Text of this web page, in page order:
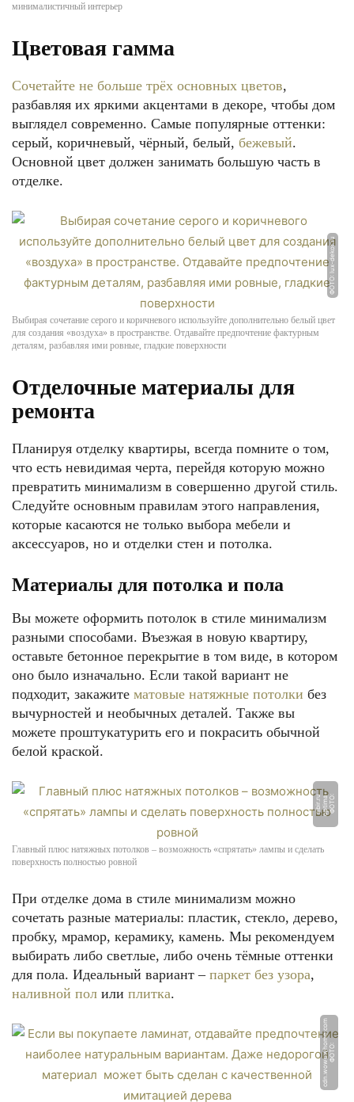
минималистичный интерьер
Цветовая гамма
Сочетайте не больше трёх основных цветов,
разбавляя их яркими акцентами в декоре, чтобы дом
выглядел современно. Самые популярные оттенки:
серый, коричневый, чёрный, белый, бежевый.
Основной цвет должен занимать большую часть в
отделке.
ФОТО: lux-dekor.ru
Выбирая сочетание серого и коричневого используйте дополнительно белый цвет
для создания «воздуха» в пространстве. Отдавайте предпочтение фактурным
деталям, разбавляя ими ровные, гладкие поверхности
Отделочные материалы для
ремонта
Планируя отделку квартиры, всегда помните о том,
что есть невидимая черта, перейдя которую можно
превратить минимализм в совершенно другой стиль.
Следуйте основным правилам этого направления,
которые касаются не только выбора мебели и
аксессуаров, но и отделки стен и потолка.
Материалы для потолка и пола
Вы можете оформить потолок в стиле минимализм
разными способами. Въезжая в новую квартиру,
оставьте бетонное перекрытие в том виде, в котором
оно было изначально. Если такой вариант не
подходит, закажите матовые натяжные потолки без
вычурностей и необычных деталей. Также вы
можете проштукатурить его и покрасить обычной
белой краской.
Ф
О
Т
О:
o
p
ti
m
a
-si
bi
r.
r
u
Главный плюс натяжных потолков – возможность «спрятать» лампы и сделать
поверхность полностью ровной
При отделке дома в стиле минимализм можно
сочетать разные материалы: пластик, стекло, дерево,
пробку, мрамор, керамику, камень. Мы рекомендуем
выбирать либо светлые, либо очень тёмные оттенки
для пола. Идеальный вариант – паркет без узора,
наливной пол или плитка.
Ф
О
Т
О:
c
d
n.
w
o
w
o
w
h
o
m
e.
c
o
m